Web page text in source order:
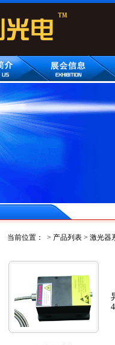
当前位置： > 产品列表> 激光器